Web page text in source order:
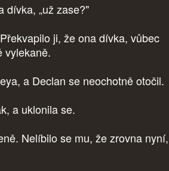
dívka, „už zase?"
ji, že ona dívka, vůbec
vylekaně.
a Declan se neochotně otočil.
a uklonila se.
Nelíbilo se mu, že zrovna